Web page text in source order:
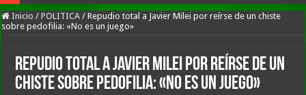
Inicio / POLITICA / Repudio total a Javier Milei por reírse de un chiste
sobre pedofilia: «No es un juego»
Repudio total a Javier Milei por reírse de un
chiste sobre pedofilia: «No es un juego»